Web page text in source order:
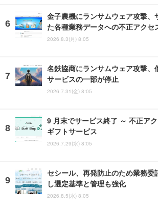
金子農機にランサムウェア攻撃、
た各種業務データへの不正アクセ
2026.8.3(月) 8:05
名鉄協商にランサムウェア攻撃、
サービスの一部が停止
2026.7.31(金) 8:05
9 月末でサービス終了 ～ 不正ア
ギフトサービス
2026.7.29(水) 8:05
セシール、再発防止のため業務委
し選定基準と管理も強化
2026.8.5(水) 8:05